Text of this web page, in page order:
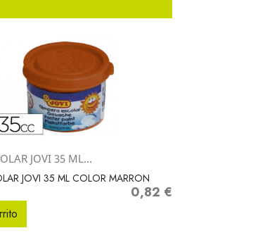
 Vista rápida
JOVI 35 ML...
JOVI 35 ML COLOR MARRON
Precio
0,82 €